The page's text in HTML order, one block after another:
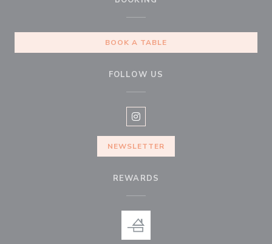
BOOK A TABLE
FOLLOW US
Instagram ((opens in a new
NEWSLETTER
REWARDS